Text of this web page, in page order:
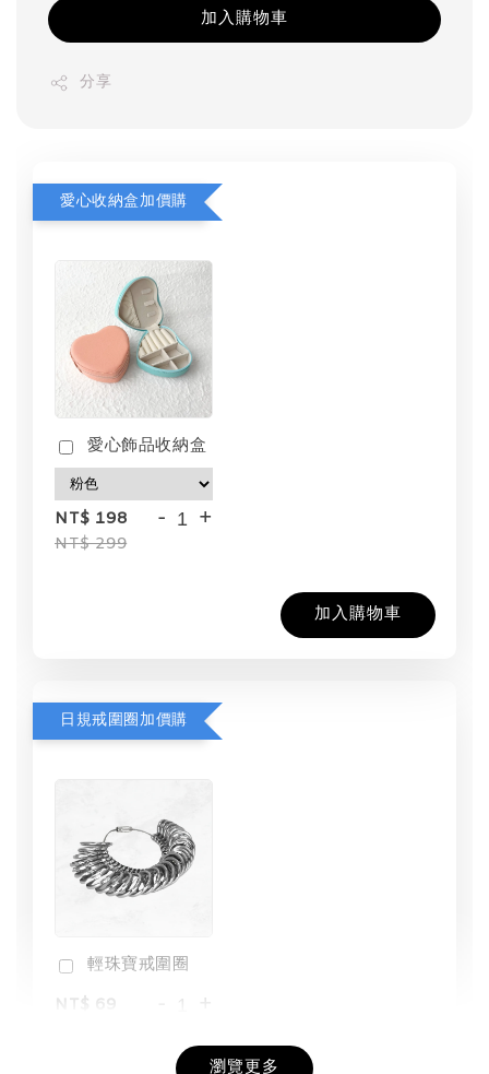
加入購物車
分享
愛心收納盒加價購
愛心飾品收納盒
NT$ 198
NT$ 299
- +
加入購物車
日規戒圍圈加價購
輕珠寶戒圍圈
NT$ 69
+
瀏覽更多